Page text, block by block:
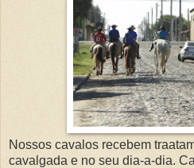
Nossos cavalos recebem
cavalgada e no seu dia-a-dia.